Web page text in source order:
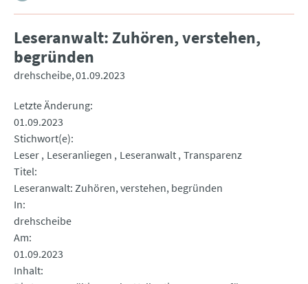
Leseranwalt: Zuhören, verstehen,
begründen
drehscheibe 01.09.2023
Letzte Änderung
01.09.2023
Stichwort(e)
Leser Leseranliegen Leseranwalt Transparenz
Titel
Leseranwalt: Zuhören, verstehen, begründen
In
drehscheibe
Am
01.09.2023
Inhalt